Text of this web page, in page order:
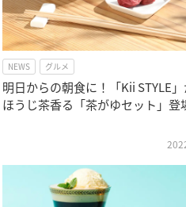
NEWS グルメ
明日からの朝食に！「Kii STYLE」
ほうじ茶香る「茶がゆセット」登